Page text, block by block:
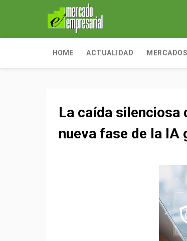
HOME ACTUALIDAD MERCADOS
La caída silenciosa
nueva fase de la IA